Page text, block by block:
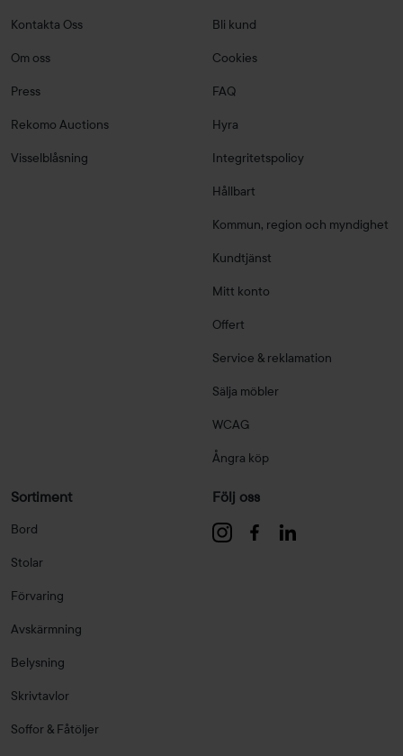
Kontakta Oss
Om oss
Press
Rekomo Auctions
Visselblåsning
Bli kund
Cookies
FAQ
Hyra
Integritetspolicy
Hållbart
Kommun, region och myndighet
Kundtjänst
Mitt konto
Offert
Service & reklamation
Sälja möbler
WCAG
Ångra köp
Sortiment
Bord
Stolar
Förvaring
Avskärmning
Belysning
Skrivtavlor
Soffor & Fåtöljer
Följ oss